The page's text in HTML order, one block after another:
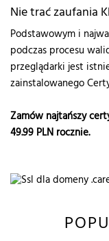
Nie trać zaufania
Podstawowym i
podczas procesu
przeglądarki jest
zainstalowanego
Zamów najtańszy
49.99 PLN rocznie.